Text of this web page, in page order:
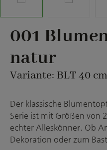
001
natur
Variante: BLT 40
Der klassische
Serie ist mit Größen von
echter Alleskönner. Ob
Dekoration oder zum